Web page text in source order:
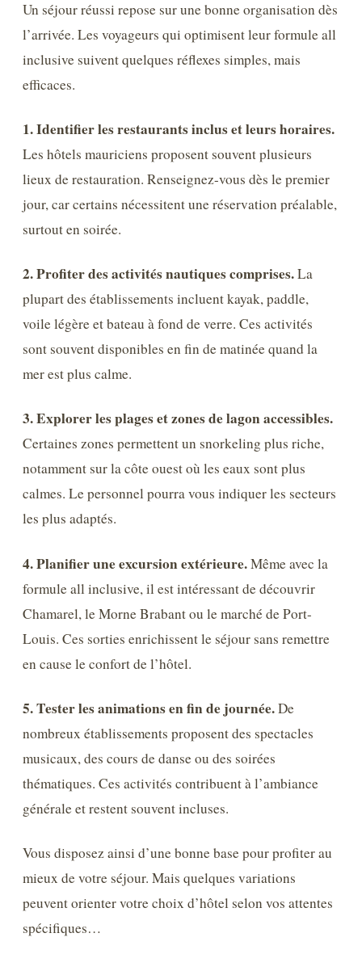
Un séjour réussi repose sur une bonne organisation dès
l’arrivée. Les voyageurs qui optimisent leur formule all
inclusive suivent quelques réflexes simples, mais
efficaces.
1. Identifier les restaurants inclus et leurs horaires.
Les hôtels mauriciens proposent souvent plusieurs
lieux de restauration. Renseignez-vous dès le premier
jour, car certains nécessitent une réservation préalable,
surtout en soirée.
2. Profiter des activités nautiques comprises.La
plupart des établissements incluent kayak, paddle,
voile légère et bateau à fond de verre. Ces activités
sont souvent disponibles en fin de matinée quand la
mer est plus calme.
3. Explorer les plages et zones de lagon accessibles.
Certaines zones permettent un snorkeling plus riche,
notamment sur la côte ouest où les eaux sont plus
calmes. Le personnel pourra vous indiquer les secteurs
les plus adaptés.
4. Planifier une excursion extérieure.Même avec la
formule all inclusive, il est intéressant de découvrir
Chamarel, le Morne Brabant ou le marché de Port-
Louis. Ces sorties enrichissent le séjour sans remettre
en cause le confort de l’hôtel.
5. Tester les animations en fin de journée.De
nombreux établissements proposent des spectacles
musicaux, des cours de danse ou des soirées
thématiques. Ces activités contribuent à l’ambiance
générale et restent souvent incluses.
Vous disposez ainsi d’une bonne base pour profiter au
mieux de votre séjour. Mais quelques variations
peuvent orienter votre choix d’hôtel selon vos attentes
spécifiques…